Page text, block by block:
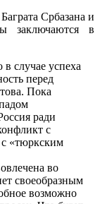
Србазана и
заключаются в
случае успеха
перед
Пока
ради
с
«тюркским
во
своеобразным
возможно